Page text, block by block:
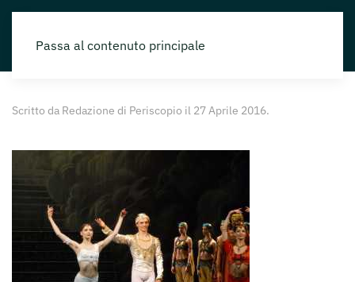
Passa al contenuto principale
Scritto da Redazione di Periscopio il 27 Aprile 2016.